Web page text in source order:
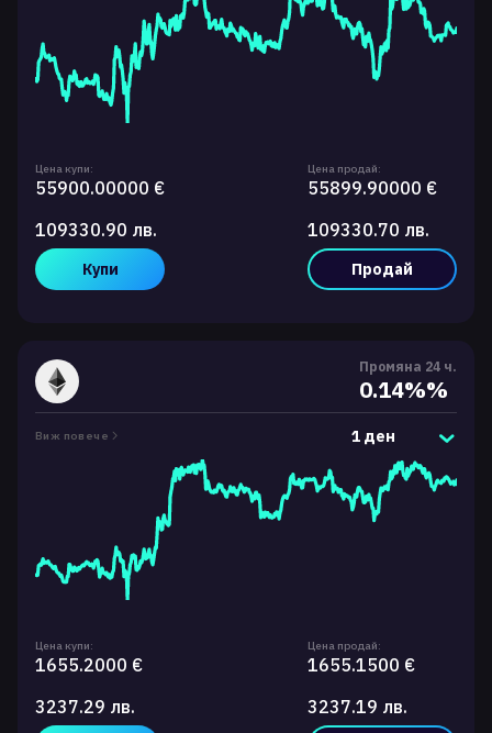
Цена купи:
55900.00000 €
109330.90 лв.
Купи
Цена продай:
55899.90000 €
109330.70 лв.
Продай
Промяна 24 ч.
0.14%%
Виж повече 1 ден
Цена купи:
1655.2000 €
3237.29 лв.
Цена продай:
1655.1500 €
3237.19 лв.